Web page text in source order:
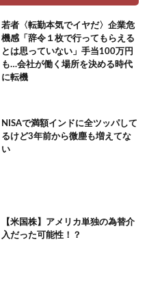
若者〈転勤本気でイヤだ〉企業危
機感「辞令１枚で行ってもらえる
とは思っていない」手当100万円
も…会社が働く場所を決める時代
に転機
NISAで満額インドに全ツッパして
るけど3年前から微塵も増えてな
い
【米国株】アメリカ単独の為替介
入だった可能性！？